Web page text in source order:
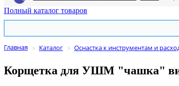
Полный каталог товаров
Главная Каталог Оснастка к инструментам и
Корщетка для УШМ "чашка"